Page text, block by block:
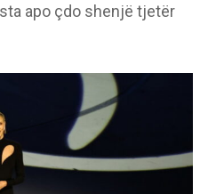
apo çdo shenjë tjetër